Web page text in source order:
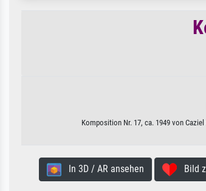
Komposition Nr. 17, ca. 1949 von
In 3D / AR ansehen Bild